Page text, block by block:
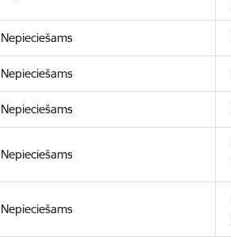
Nepieciešams
Nepieciešams
Nepieciešams
Nepieciešams
Nepieciešams